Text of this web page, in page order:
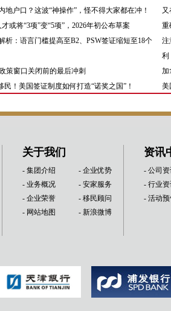
地户口？这波“神操作”，怪不得大家都在冲！
或将“3项”变“5项”，2026年初公布草案
析：语言门槛提高至B2、PSW签证缩短至18个
策窗口关闭前的最后冲刺
民！美国签证制度如何打造“诺奖之国”！
重
注
利
加
美
关于我们
- 集团介绍
- 企业优势
- 业务概况
- 安家服务
- 企业荣誉
- 移民顾问
- 网站地图
- 新浪微博
资讯
- 公司
- 行业
- 活动